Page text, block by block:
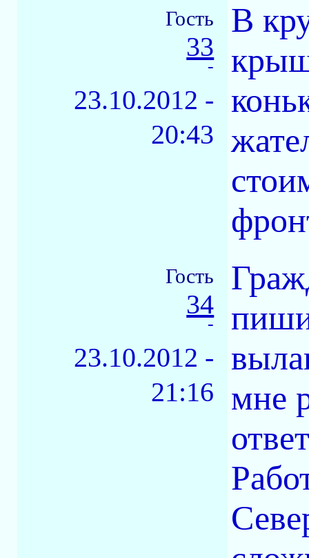
Гость
33
-
23.10.2012 -
20:43
В
Гость
34
-
23.10.2012 -
21:16 мне